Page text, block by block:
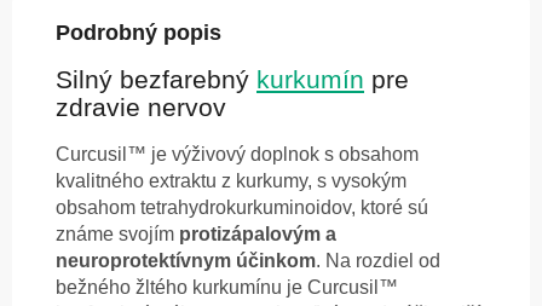
Podrobný popis
Silný bezfarebný kurkumín pre
zdravie nervov
Curcusil™ je výživový doplnok s obsahom
kvalitného extraktu z kurkumy, s vysokým
obsahom tetrahydrokurkuminoidov, ktoré sú
známe svojím protizápalovým a
neuroprotektívnym účinkom. Na rozdiel od
bežného žltého kurkumínu je Curcusil™